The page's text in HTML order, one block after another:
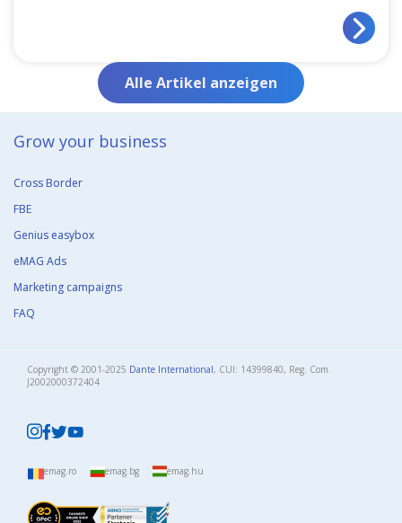
Alle Artikel anzeigen
Grow your business​
Cross Border
FBE
Genius easybox
eMAG Ads
Marketing campaigns
FAQ
Copyright © 2001-2025 Dante International, CUI: 14399840, Reg. Com.
J2002000372404​
emag.ro emag.bg emag.hu